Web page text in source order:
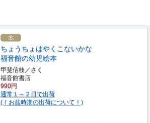
ちょうちょはやくこないかな
福音館の幼児絵本
甲斐信枝／さく
福音館書店
990円
通常１～２日で出荷
(！お盆時期の出荷について！)